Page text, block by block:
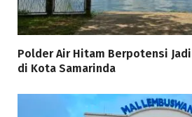
Polder Air Hitam Berpotensi
di Kota Samarinda